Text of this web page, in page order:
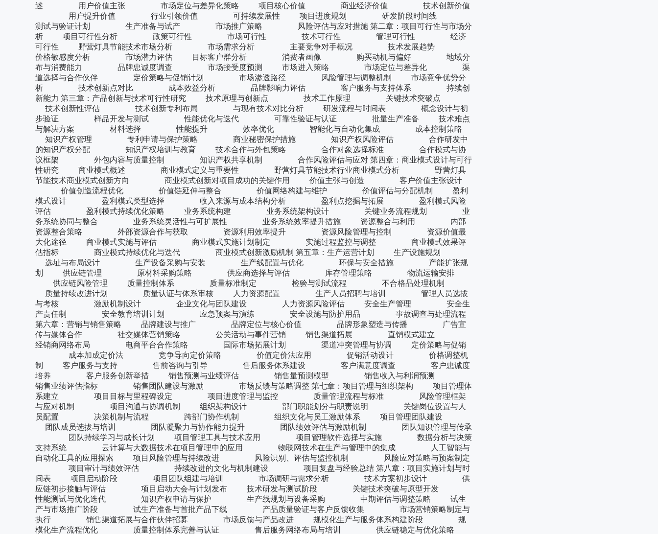
述 用户价值主张 市场定位与差异化策略 项目核心价值 商业经济价值 技术创新价值
用户提升价值 行业引领价值 可持续发展性 项目进度规划 研发阶段时间线
测试与验证计划 生产准备与试产 市场推广策略 风险评估与应对措施 第二章：项目可行性与市场分
析 项目可行性分析 政策可行性 市场可行性 技术可行性 管理可行性 经济
可行性 野营灯具节能技术市场分析 市场需求分析 主要竞争对手概况 技术发展趋势
价格敏感度分析 市场潜力评估 目标客户群分析 消费者画像 购买动机与偏好 地域分
布与消费能力 品牌忠诚度调查 市场接受度预测 市场进入策略 市场定位与差异化 渠
道选择与合作伙伴 定价策略与促销计划 市场渗透路径 风险管理与调整机制 市场竞争优势分
析 技术创新点对比 成本效益分析 品牌影响力评估 客户服务与支持体系 持续创
新能力 第三章：产品创新与技术可行性研究 技术原理与创新点 技术工作原理 关键技术突破点
技术创新性评估 技术创新专利布局 与现有技术对比分析 研发流程与时间表 概念设计与初
步验证 样品开发与测试 性能优化与迭代 可靠性验证与认证 批量生产准备 技术难点
与解决方案 材料选择 性能提升 效率优化 智能化与自动化集成 成本控制策略
知识产权管理 专利申请与保护策略 商业秘密保护措施 知识产权风险评估 合作研发中
的知识产权分配 知识产权培训与教育 技术合作与外包策略 合作对象选择标准 合作模式与协
议框架 外包内容与质量控制 知识产权共享机制 合作风险评估与应对 第四章：商业模式设计与可行
性研究 商业模式概述 商业模式定义与重要性 野营灯具节能技术行业商业模式分析 野营灯具
节能技术商业模式创新方向 商业模式创新对项目成功的关键作用 价值主张与创造 客户价值主张设计
价值创造流程优化 价值链延伸与整合 价值网络构建与维护 价值评估与分配机制 盈利
模式设计 盈利模式类型选择 收入来源与成本结构分析 盈利点挖掘与拓展 盈利模式风险
评估 盈利模式持续优化策略 业务系统构建 业务系统架构设计 关键业务流程规划 业
务系统协同与整合 业务系统灵活性与可扩展性 业务系统效率提升措施 资源整合与利用 内部
资源整合策略 外部资源合作与获取 资源利用效率提升 资源风险管理与控制 资源价值最
大化途径 商业模式实施与评估 商业模式实施计划制定 实施过程监控与调整 商业模式效果评
估指标 商业模式持续优化与迭代 商业模式创新激励机制 第五章：生产运营计划 生产设施规划
选址与布局设计 生产设备采购与安装 生产线配置与优化 环保与安全措施 产能扩张规
划 供应链管理 原材料采购策略 供应商选择与评估 库存管理策略 物流运输安排
供应链风险管理 质量控制体系 质量标准制定 检验与测试流程 不合格品处理机制
质量持续改进计划 质量认证与体系审核 人力资源配置 生产人员招聘与培训 管理人员选拔
与考核 激励机制设计 企业文化与团队建设 人力资源风险评估 安全生产管理 安全生
产责任制 安全教育培训计划 应急预案与演练 安全设施与防护用品 事故调查与处理流程
第六章：营销与销售策略 品牌建设与推广 品牌定位与核心价值 品牌形象塑造与传播 广告宣
传与媒体合作 社交媒体营销策略 公关活动与事件营销 销售渠道拓展 直销模式建立
经销商网络布局 电商平台合作策略 国际市场拓展计划 渠道冲突管理与协调 定价策略与促销
成本加成定价法 竞争导向定价策略 价值定价法应用 促销活动设计 价格调整机
制 客户服务与支持 售前咨询与引导 售后服务体系建设 客户满意度调查 客户忠诚度
培养 客户服务创新举措 销售预测与业绩评估 销售量预测模型 销售收入与利润预测
销售业绩评估指标 销售团队建设与激励 市场反馈与策略调整 第七章：项目管理与组织架构 项目管理体
系建立 项目目标与里程碑设定 项目进度管理与监控 质量管理流程与标准 风险管理框架
与应对机制 项目沟通与协调机制 组织架构设计 部门职能划分与职责说明 关键岗位设置与人
员配置 决策机制与流程 跨部门协作机制 组织文化与员工激励体系 项目管理团队建设
团队成员选拔与培训 团队凝聚力与协作能力提升 团队绩效评估与激励机制 团队知识管理与传承
团队持续学习与成长计划 项目管理工具与技术应用 项目管理软件选择与实施 数据分析与决策
支持系统 云计算与大数据技术在项目管理中的应用 物联网技术在生产与管理中的集成 人工智能与
自动化工具的应用探索 项目风险管理与持续改进 风险识别、评估与监控机制 风险应对策略与预案制定
项目审计与绩效评估 持续改进的文化与机制建设 项目复盘与经验总结 第八章：项目实施计划与时
间表 项目启动阶段 项目团队组建与培训 市场调研与需求分析 技术方案初步设计 供
应链初步接触与评估 项目启动大会与计划发布 技术研发与测试阶段 关键技术突破与原型开发
性能测试与优化迭代 知识产权申请与保护 生产线规划与设备采购 中期评估与调整策略 试生
产与市场推广阶段 试生产准备与首批产品下线 产品质量验证与客户反馈收集 市场营销策略制定与
执行 销售渠道拓展与合作伙伴招募 市场反馈与产品改进 规模化生产与服务体系构建阶段 规
模化生产流程优化 质量控制体系完善与认证 售后服务网络布局与培训 供应链稳定与优化策略